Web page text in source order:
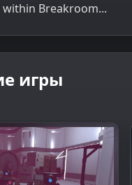
Breakroom...
игры